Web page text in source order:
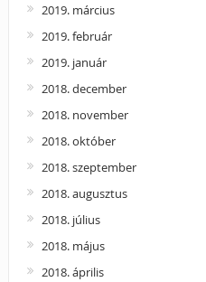
2019. március
2019. február
2019. január
2018. december
2018. november
2018. október
2018. szeptember
2018. augusztus
2018. július
2018. május
2018. április